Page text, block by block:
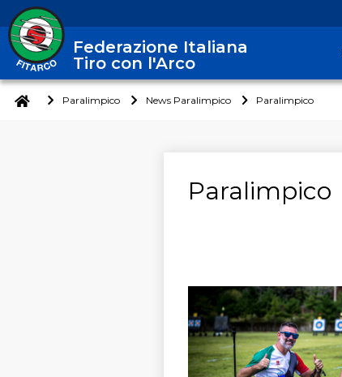
Federazione Italiana
Tiro con l'Arco
Paralimpico News Paralimpico Paralimpico
Paralimpico